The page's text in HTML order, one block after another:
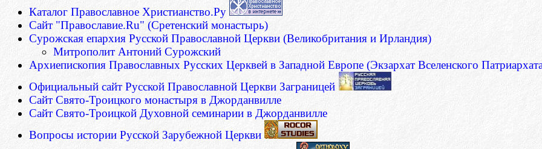
Каталог Православное Христианство.Ру
Сайт "Православие.Ru" (Сретенский монастырь)
Сурожская епархия Русской Православной Церкви (Великобритания и Ирландия)
Митрополит Антоний Сурожский
Архиепископия Православных Русских Церквей в Западной Европе (Экзархат Вселенского
Официальный сайт Русской Православной Церкви Заграницей
Сайт Свято-Троицкого монастыря в Джорданвилле
Сайт Свято-Троицкой Духовной семинарии в Джорданвилле
Вопросы истории Русской Зарубежной Церкви